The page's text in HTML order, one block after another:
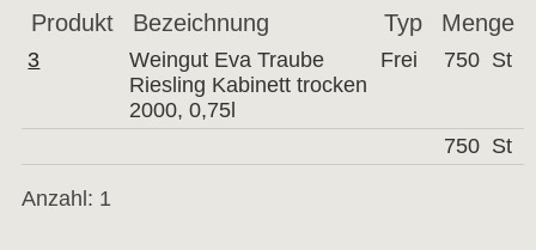
Produkt Bezeichnung Typ Menge
3
Weingut Eva Traube
Riesling Kabinett trocken
2000, 0,75l
Frei 750 St
750 St
Anzahl: 1